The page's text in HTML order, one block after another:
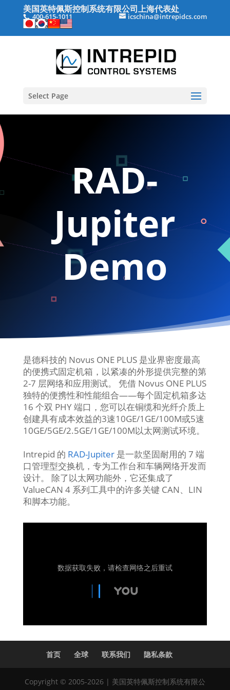
美国英特佩斯控制系统有限公司上海代表处
400-615-1011 icschina@intrepidcs.com
Select Page
RAD-
Jupiter
Demo
是德科技的 Novus ONE PLUS 是业界密度最高
的便携式固定机箱，以紧凑的外形提供完整的第
2-7 层网络和应用测试。 凭借 Novus ONE PLUS
独特的便携性和性能组合——每个固定机箱多达
16 个双 PHY 端口，您可以在铜缆和光纤介质上
创建具有成本效益的3速10GE/1GE/100M或5速
10GE/5GE/2.5GE/1GE/100M以太网测试环境。
Intrepid 的 RAD-Jupiter是一款坚固耐用的 7 端
口管理型交换机，专为工作台和车辆网络开发而
设计。 除了以太网功能外，它还集成了
ValueCAN 4 系列工具中的许多关键 CAN、LIN
和脚本功能。
数据获取失败，请检查网络之后重试
首页 全球 联系我们 隐私条款
Copyright © 2005-2026 | 美国英特佩斯控制系统有限公